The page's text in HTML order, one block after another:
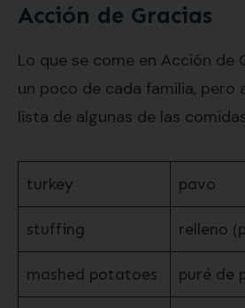
Acción de Gracias
Lo que se come en Acción de
un poco de cada familia, pero
lista de algunas de las
turkey pavo
stuffing relleno
mashed potatoes puré de